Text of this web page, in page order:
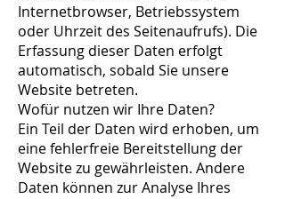
Internetbrowser, Betriebssystem
oder Uhrzeit des Seitenaufrufs). Die
Erfassung dieser Daten erfolgt
automatisch, sobald Sie unsere
Website betreten.
Wofür nutzen wir Ihre Daten?
Ein Teil der Daten wird erhoben, um
eine fehlerfreie Bereitstellung der
Website zu gewährleisten. Andere
Daten können zur Analyse Ihres